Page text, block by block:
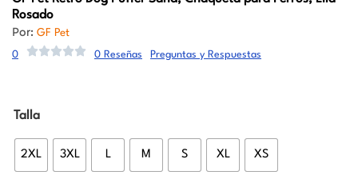
Rosado
Por: GF Pet
0 0 Reseñas Preguntas y Respuestas
Talla
2XL 3XL L M S XL XS
Dog
Puffer
Sand,